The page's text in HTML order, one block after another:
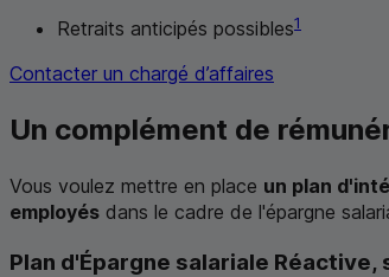
Retraits anticipés possibles1
Contacter un chargé d’affaires
Un complément de
Vous voulez mettre en place un plan
employés dans le cadre de l'épargne
Plan d'Épargne salariale